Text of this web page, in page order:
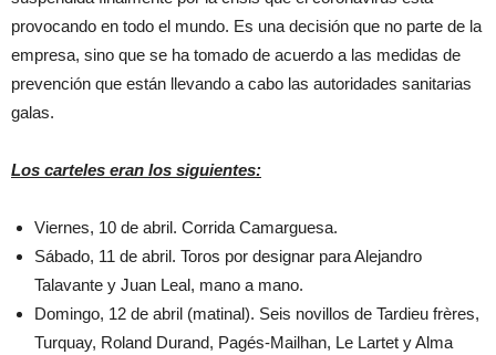
provocando en todo el mundo. Es una decisión que no parte de la
empresa, sino que se ha tomado de acuerdo a las medidas de
prevención que están llevando a cabo las autoridades sanitarias
galas.
Los carteles eran los siguientes:
Viernes, 10 de abril. Corrida Camarguesa.
Sábado, 11 de abril. Toros por designar para Alejandro
Talavante y Juan Leal, mano a mano.
Domingo, 12 de abril (matinal). Seis novillos de Tardieu frères,
Turquay, Roland Durand, Pagés-Mailhan, Le Lartet y Alma